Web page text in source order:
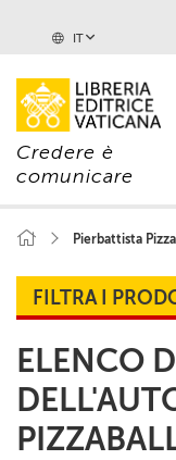
IT
Credere è
comunicare
Pierbattista
FILTRA I
ELENCO